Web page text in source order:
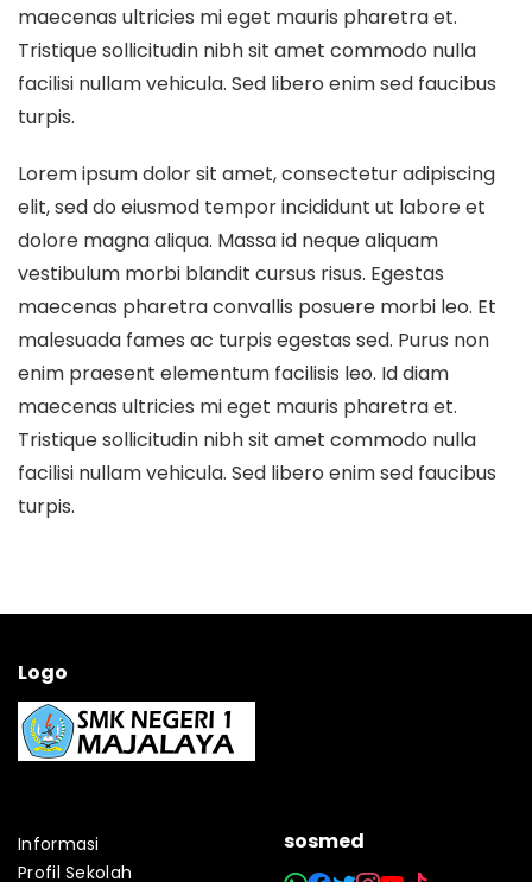
maecenas ultricies mi eget mauris pharetra et.
Tristique sollicitudin nibh sit amet commodo nulla
facilisi nullam vehicula. Sed libero enim sed faucibus
turpis.
Lorem ipsum dolor sit amet, consectetur adipiscing
elit, sed do eiusmod tempor incididunt ut labore et
dolore magna aliqua. Massa id neque aliquam
vestibulum morbi blandit cursus risus. Egestas
maecenas pharetra convallis posuere morbi leo. Et
malesuada fames ac turpis egestas sed. Purus non
enim praesent elementum facilisis leo. Id diam
maecenas ultricies mi eget mauris pharetra et.
Tristique sollicitudin nibh sit amet commodo nulla
facilisi nullam vehicula. Sed libero enim sed faucibus
turpis.
Logo
Informasi
Profil Sekolah
sosmed